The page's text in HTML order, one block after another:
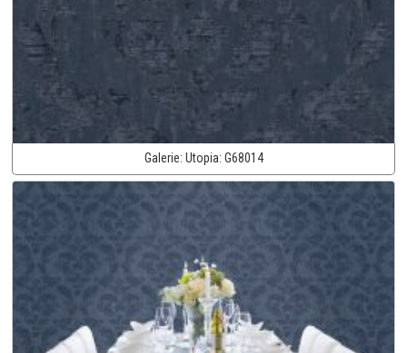
Galerie: Utopia: G68014